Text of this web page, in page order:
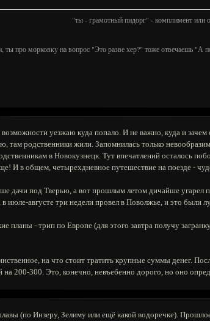
"ты - грамотный пидорг" - комплимент или
ты про морковку на вопрос "Это разве хер?" тоже отвечаешь "А
уезжаю куда попало. И не важно, куда и зачем
там родственники жили. Запомнилась только
в Новокузнецк. Тут впечатлений осталось
И в общем, четырехдневное путешествие на поезде -
дачи под Тверью, а вот прошлым летом дичайше угарел
июле-августе три недели провел в Поволжье, и это
планы - трип по Европе (для этого завтра получу
на что стоит тратить крупные суммы денег.
на 200-300. Это, конечно, невъебенно дорого, но оно
(по Инзеру, Зелиму или ещё какой водоречке).